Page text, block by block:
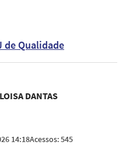
de Qualidade
DANTAS
14:18Acessos:545